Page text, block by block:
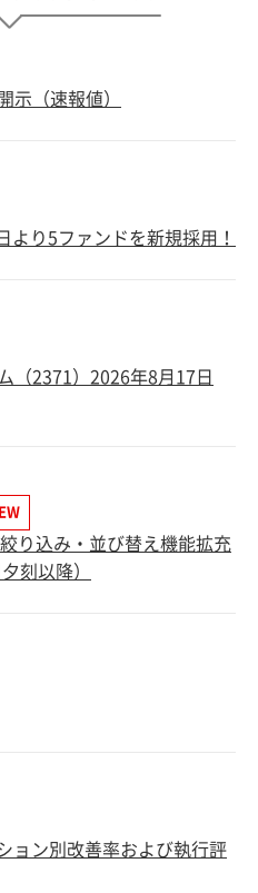
示（速報値）
より5ファンドを新規採用！
（2371）2026年8月17日
り込み・並び替え機能拡充
刻以降）
ョン別改善率および執行評